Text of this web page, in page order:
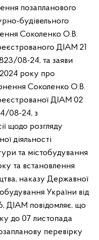
позапланового
будівельного
Соколенко О.В.
ДІАМ 21
08-24, та заяви
року про
Соколенко О.В.
ДІАМ 02
08-24, з
щодо розгляду
діяльності
та містобудування
та встановлення
наказу Державної
України від
ДІАМ повідомляє, що
до 07 листопада
перевірку